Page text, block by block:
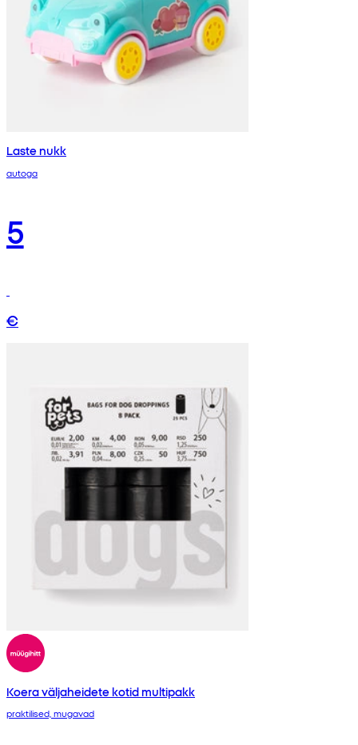
Laste nukk
autoga
5
€
Koera väljaheidete kotid multipakk
praktilised, mugavad